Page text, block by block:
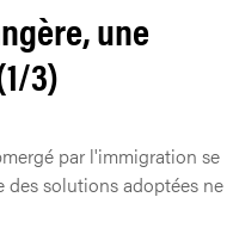
une
3)
par l'immigration se
des solutions adoptées ne